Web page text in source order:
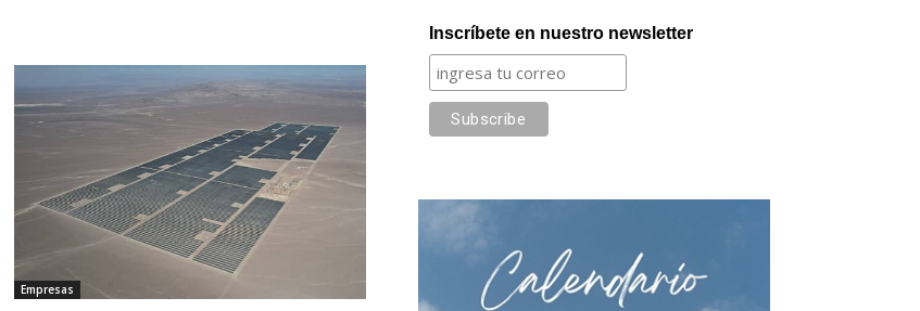
Empresas
Inscríbete en nuestro newsletter